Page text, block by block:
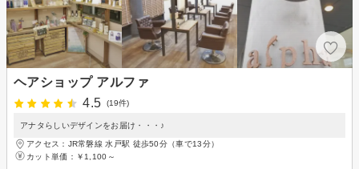
ヘアショップ アルファ
4.5
(19件)
アナタらしいデザインをお届け・・・♪
アクセス：JR常磐線 水戸駅 徒歩50分（車で13分）
カット単価： ￥1,100～